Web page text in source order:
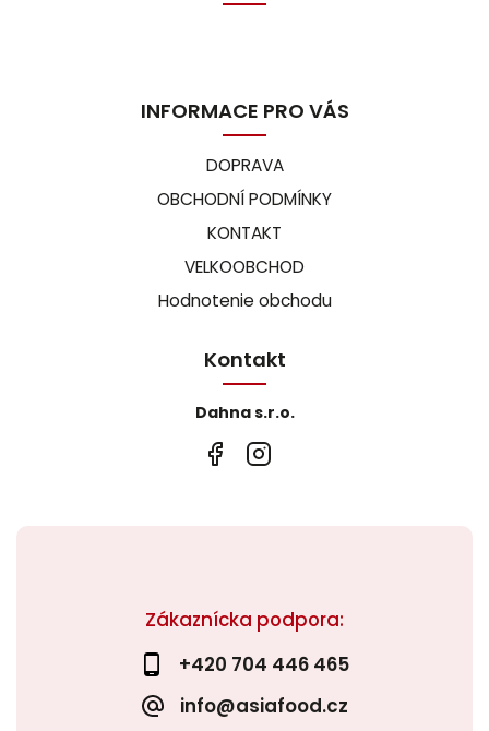
Zákaznícka podpora:
+420 704 446 465
info@asiafood.cz
INFORMACE PRO VÁS
DOPRAVA
OBCHODNÍ PODMÍNKY
KONTAKT
VELKOOBCHOD
Hodnotenie obchodu
Kontakt
Dahna s.r.o.